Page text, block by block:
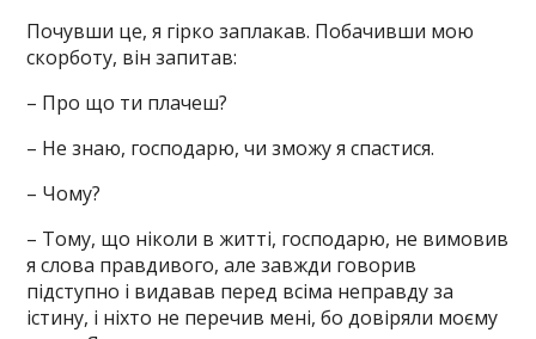
Почувши це, я гірко заплакав. Побачивши мою
скорботу, він запитав:
– Про що ти плачеш?
– Не знаю, господарю, чи зможу я спастися.
– Чому?
– Тому, що ніколи в житті, господарю, не вимовив
я слова правдивого, але завжди говорив
підступно і видавав перед всіма неправду за
істину, і ніхто не перечив мені, бо довіряли моєму